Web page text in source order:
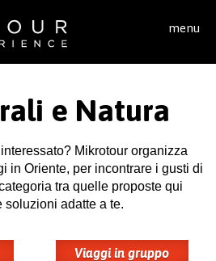
menu
e Natura
Mikrotour organizza
in Oriente, per incontrare i gusti di
tra quelle proposte qui
soluzioni adatte a te.
Viaggi in gruppo